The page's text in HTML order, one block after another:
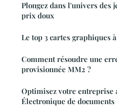
Plongez dans l'univers des
prix doux
Le top 3 cartes graphiques
Comment résoudre une
provisionnée MM2 ?
Optimisez votre entreprise
Électronique de documents